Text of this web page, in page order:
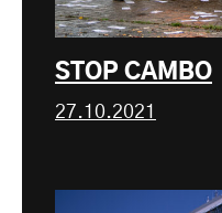
STOP CAMBO
27.10.2021